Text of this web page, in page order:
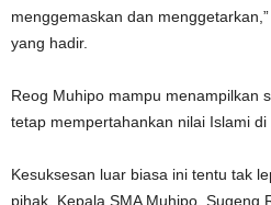
menggemaskan dan
yang hadir.
Reog Muhipo mampu menampilkan
tetap mempertahankan nilai Islami di
Kesuksesan luar biasa ini tentu tak
pihak. Kepala SMA Muhipo, Sugeng